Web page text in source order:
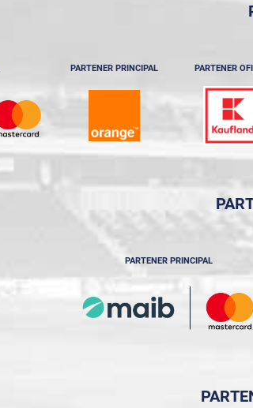
PARTENER PRINCIPAL PARTENER
PARTENER PRINCIPAL